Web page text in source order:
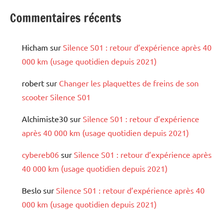
Commentaires récents
Hicham sur Silence S01 : retour d’expérience après 40
000 km (usage quotidien depuis 2021)
robert sur Changer les plaquettes de freins de son
scooter Silence S01
Alchimiste30 sur Silence S01 : retour d’expérience
après 40 000 km (usage quotidien depuis 2021)
cybereb06 sur Silence S01 : retour d’expérience après
40 000 km (usage quotidien depuis 2021)
Beslo sur Silence S01 : retour d’expérience après 40
000 km (usage quotidien depuis 2021)